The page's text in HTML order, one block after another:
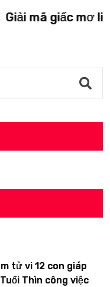
đến “Vượn”.
tử vi 12 con giáp
Thìn công việc